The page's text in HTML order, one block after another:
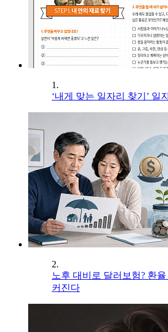
1.
‘내게 맞는 일자리 찾기’ 일
2.
노후 대비로 달러보험? 환
커진다